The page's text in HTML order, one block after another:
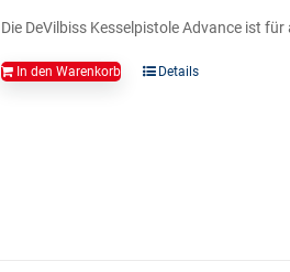
Die DeVilbiss Kesselpistole Advance ist
In den Warenkorb Details